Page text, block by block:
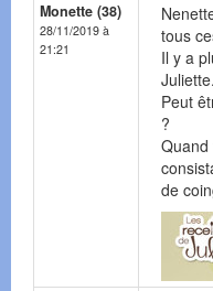
Monette (38)
28/11/2019 à
21:21
tous
Il y a
Juliette.
Peut
?
de